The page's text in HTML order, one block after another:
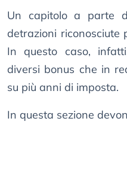
Un capitolo a parte
detrazioni riconosciute
In questo caso,
diversi bonus che in
su più anni di imposta.
In questa sezione